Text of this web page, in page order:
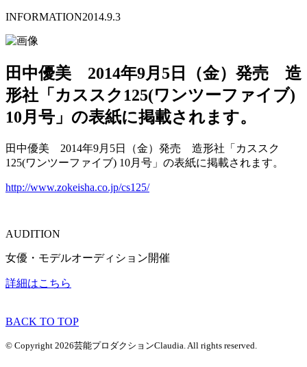
INFORMATION2014.9.3
田中優美 2014年9月5日（金）発売 造
形社「カススク125(ワンツーファイブ)
10月号」の表紙に掲載されます。
田中優美 2014年9月5日（金）発売 造形社「カススク
125(ワンツーファイブ) 10月号」の表紙に掲載されます。
http://www.zokeisha.co.jp/cs125/
AUDITION
女優・モデルオーディション開催
詳細はこちら
BACK TO TOP
© Copyright 2026芸能プロダクションClaudia. All rights reserved.